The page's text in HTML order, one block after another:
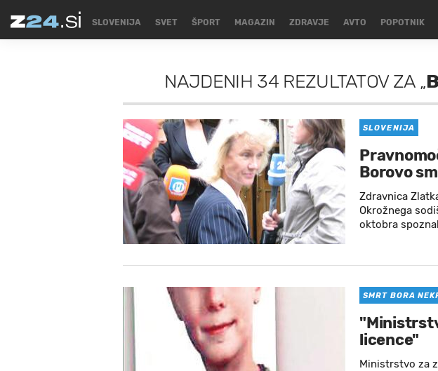
SLOVENIJA SVET ŠPORT MAGAZIN ZDRAVJE AVTO POPOTNIK
NAJDENIH 34 REZULTATOVZA„
SLOVENIJA
Borovo
Zdravnica
Okrožnega
oktobra
SMRT BORA
licence"
Ministrstvo za